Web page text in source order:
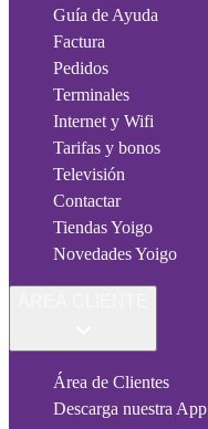
Guía de Ayuda
Factura
Pedidos
Terminales
Internet y Wifi
Tarifas y bonos
Televisión
Contactar
Tiendas Yoigo
Novedades Yoigo
Área de Clientes
Descarga nuestra App